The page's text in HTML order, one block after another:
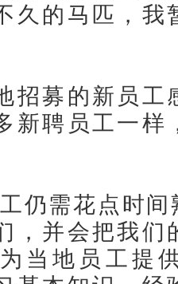
久的马匹，我
招募的新员工
新聘员工一样
仍需花点时
，并会把我们
当地员工提